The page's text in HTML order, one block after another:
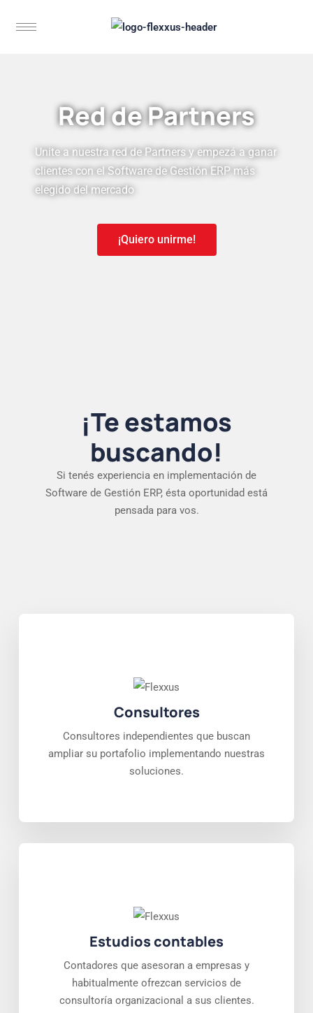
Red de Partners
Unite a nuestra red de Partners y empezá a ganar
clientes con el Software de Gestión ERP más
elegido del mercado
¡Quiero unirme!
¡Te estamos
buscando!
Si tenés experiencia en implementación de
Software de Gestión ERP, ésta oportunidad está
pensada para vos.
Consultores
Consultores independientes que buscan
ampliar su portafolio implementando nuestras
soluciones.
Estudios contables
Contadores que asesoran a empresas y
habitualmente ofrezcan servicios de
consultoría organizacional a sus clientes.